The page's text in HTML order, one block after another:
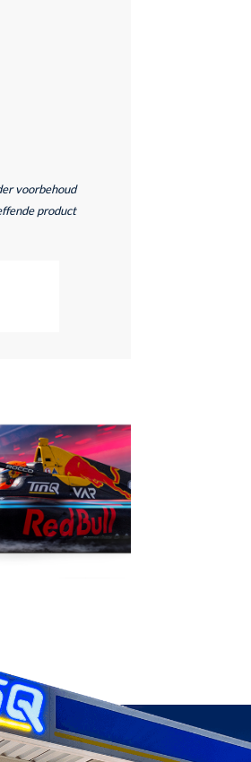
voorbehoud
product